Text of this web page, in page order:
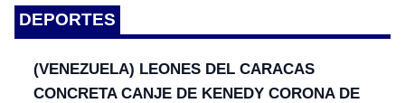
DEPORTES
(VENEZUELA) LEONES DEL CARACAS
CONCRETA CANJE DE KENEDY CORONA DE